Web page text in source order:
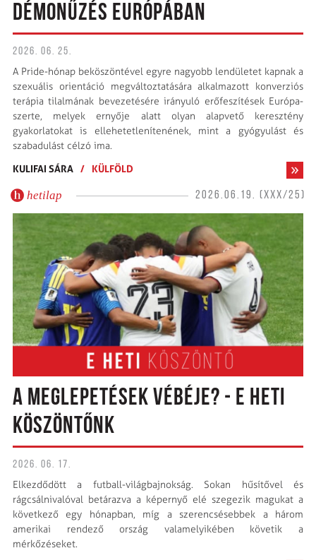
DÉMONŰZÉS EURÓPÁBAN
2026. 06. 25.
A Pride-hónap beköszöntével egyre nagyobb lendületet kapnak a
szexuális orientáció megváltoztatására alkalmazott konverziós
terápia tilalmának bevezetésére irányuló erőfeszítések Európa-
szerte, melyek ernyője alatt olyan alapvető keresztény
gyakorlatokat is ellehetetlenítenének, mint a gyógyulást és
szabadulást célzó ima.
KULIFAI SÁRA / KÜLFÖLD
hetilap 2026.06.19. (XXX/25)
A MEGLEPETÉSEK VÉBÉJE? - E HETI
KÖSZÖNTŐNK
2026. 06. 17.
Elkezdődött a futball-világbajnokság. Sokan hűsítővel és
rágcsálnivalóval betárazva a képernyő elé szegezik magukat a
következő egy hónapban, míg a szerencsésebbek a három
amerikai rendező ország valamelyikében követik a
mérkőzéseket.